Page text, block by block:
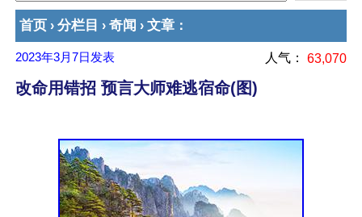
首页 › 分栏目 › 奇闻 › 文章 ：
2023年3月7日 发表 人气： 63,070
改命用错招 预言大师难逃宿命(图)